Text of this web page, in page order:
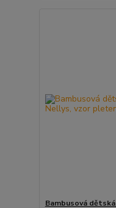
Bambusová